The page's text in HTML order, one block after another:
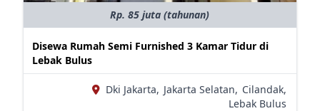
Rp. 85 juta (tahunan)
Disewa Rumah Semi Furnished 3 Kamar Tidur di
Lebak Bulus
Dki Jakarta, Jakarta Selatan, Cilandak,
Lebak Bulus